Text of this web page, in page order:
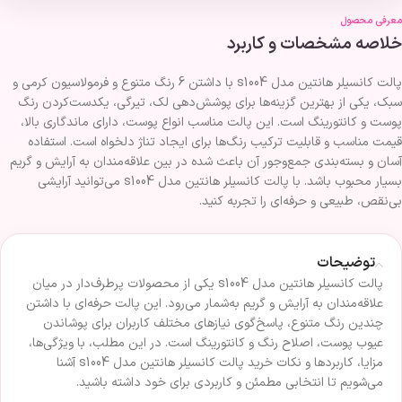
معرفی محصول
خلاصه مشخصات و کاربرد
پالت کانسیلر هانتین مدل s1004 با داشتن 6 رنگ متنوع و فرمولاسیون کرمی و
سبک، یکی از بهترین گزینه‌ها برای پوشش‌دهی لک، تیرگی، یکدست‌کردن رنگ
پوست و کانتورینگ است. این پالت مناسب انواع پوست، دارای ماندگاری بالا،
قیمت مناسب و قابلیت ترکیب رنگ‌ها برای ایجاد تناژ دلخواه است. استفاده
آسان و بسته‌بندی جمع‌وجور آن باعث شده در بین علاقه‌مندان به آرایش و گریم
بسیار محبوب باشد. با پالت کانسیلر هانتین مدل s1004 می‌توانید آرایشی
بی‌نقص، طبیعی و حرفه‌ای را تجربه کنید.
توضیحات
پالت کانسیلر هانتین مدل s1004 یکی از محصولات پرطرف‌دار در میان
علاقه‌مندان به آرایش و گریم به‌شمار می‌رود. این پالت حرفه‌ای با داشتن
چندین رنگ متنوع، پاسخ‌گوی نیازهای مختلف کاربران برای پوشاندن
عیوب پوست، اصلاح رنگ و کانتورینگ است. در این مطلب، با ویژگی‌ها،
مزایا، کاربردها و نکات خرید پالت کانسیلر هانتین مدل s1004 آشنا
می‌شویم تا انتخابی مطمئن و کاربردی برای خود داشته باشید.